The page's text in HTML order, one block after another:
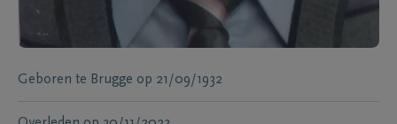
Geboren te Brugge op 21/09/1932